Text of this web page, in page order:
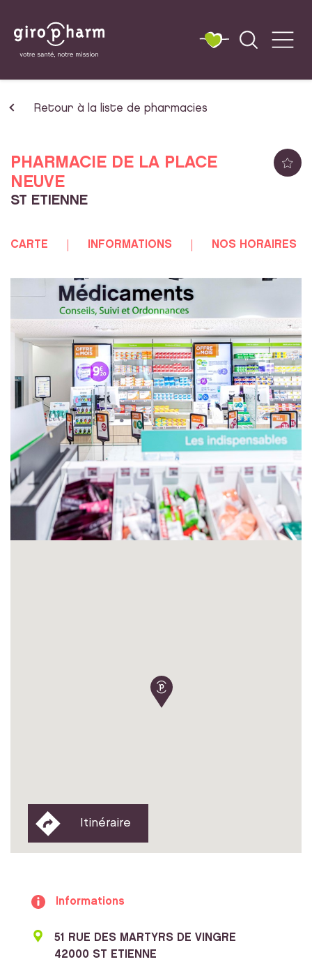
Retour à la liste de pharmacies
PHARMACIE DE LA PLACE
NEUVE
ST ETIENNE
CARTE INFORMATIONS NOS HORAIRES
Itinéraire
Informations
51 RUE DES MARTYRS DE VINGRE
42000 ST ETIENNE